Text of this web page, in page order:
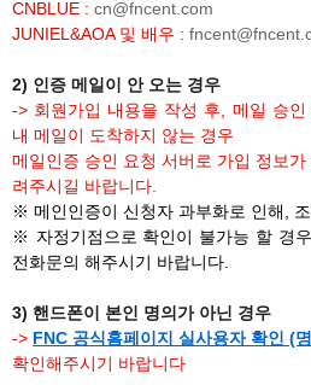
CNBLUE : cn@fncent.com
JUNIEL&AOA 및 배우 :
2) 인증 메일이 안 오는 경우
-> 회원가입 내용을 작성 후, 메일 승
내 메일이 도착하지 않는 경우
메일인증 승인 요청 서버로 가입 정보
려주시길 바랍니다.
※ 메인인증이 신청자 과부화로 인해,
※ 자정기점으로 확인이 불가능 할 경
전화문의 해주시기 바랍니다.
3) 핸드폰이 본인 명의가 아닌 경우
-> FNC 공식홈페이지 실사용자 확인 (
확인해주시기 바랍니다